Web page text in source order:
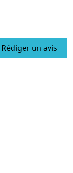
Rédiger un avis